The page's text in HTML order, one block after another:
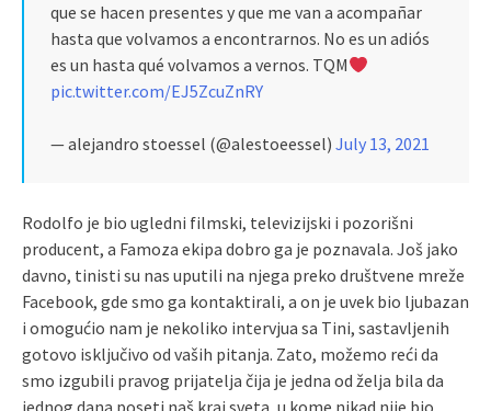
que se hacen presentes y que me van a acompañar
hasta que volvamos a encontrarnos. No es un adiós
es un hasta qué volvamos a vernos. TQM
pic.twitter.com/EJ5ZcuZnRY
— alejandro stoessel (@alestoeessel) July 13, 2021
Rodolfo je bio ugledni filmski, televizijski i pozorišni
producent, a Famoza ekipa dobro ga je poznavala. Još jako
davno, tinisti su nas uputili na njega preko društvene mreže
Facebook, gde smo ga kontaktirali, a on je uvek bio ljubazan
i omogućio nam je nekoliko intervjua sa Tini, sastavljenih
gotovo isključivo od vaših pitanja. Zato, možemo reći da
smo izgubili pravog prijatelja čija je jedna od želja bila da